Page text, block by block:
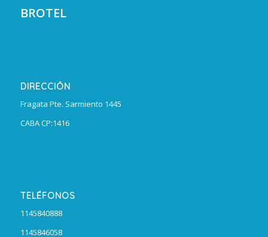
BROTEL
DIRECCIÓN
Fragata Pte. Sarmiento 1445
CABA CP:1416
TELÉFONOS
1145840888
1145846058